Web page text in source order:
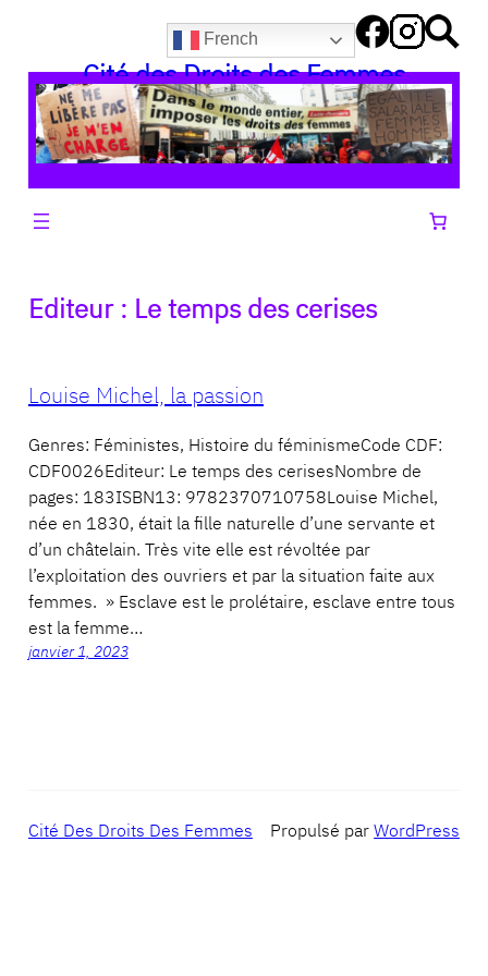
contenu
French
Cité des Droits des Femmes
Editeur : Le temps des cerises
Louise Michel, la passion
Genres: Féministes, Histoire du féminismeCode CDF:
CDF0026Editeur: Le temps des cerisesNombre de
pages: 183ISBN13: 9782370710758Louise Michel,
née en 1830, était la fille naturelle d’une servante et
d’un châtelain. Très vite elle est révoltée par
l’exploitation des ouvriers et par la situation faite aux
femmes. » Esclave est le prolétaire, esclave entre tous
est la femme…
janvier 1, 2023
Cité Des Droits Des Femmes Propulsé parWordPress